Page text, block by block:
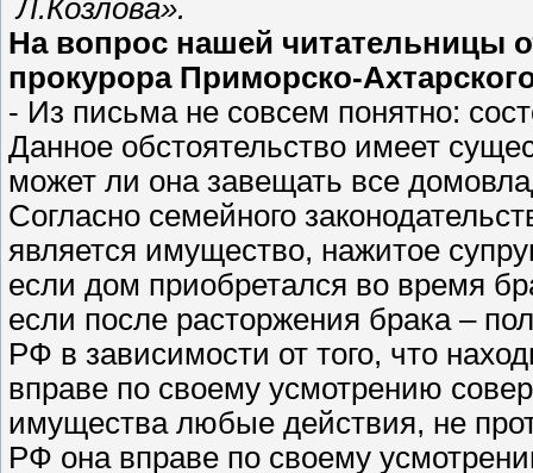
Л.Козлова».
На вопрос нашей читательницы
прокурора Приморско-
- Из письма не совсем понятно:
Данное обстоятельство имеет
может ли она завещать все
Согласно семейного
является имущество, нажитое
если дом приобретался во время
если после расторжения брака –
РФ в зависимости от того, что
вправе по своему усмотрению
имущества любые действия, не
РФ она вправе по своему